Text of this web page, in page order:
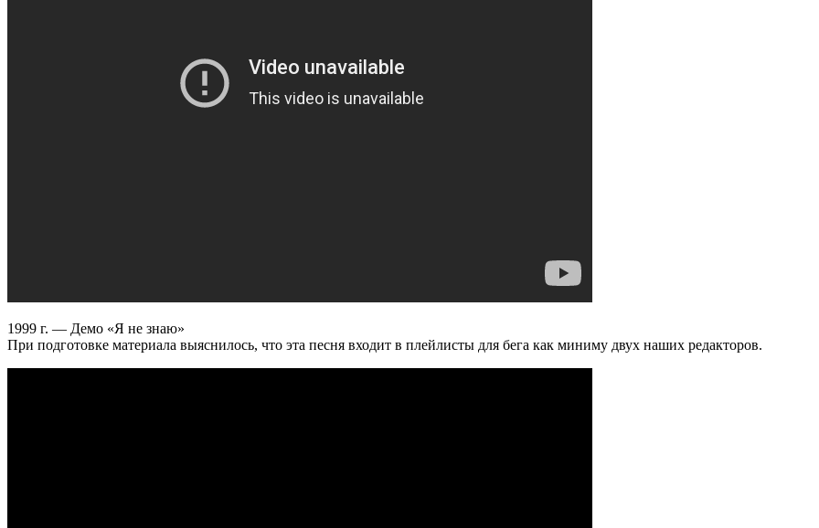
1999 г. — Демо «Я не знаю»
При подготовке материала выяснилось, что эта песня входит в плейлисты для бега как миниму двух наших редакторов.